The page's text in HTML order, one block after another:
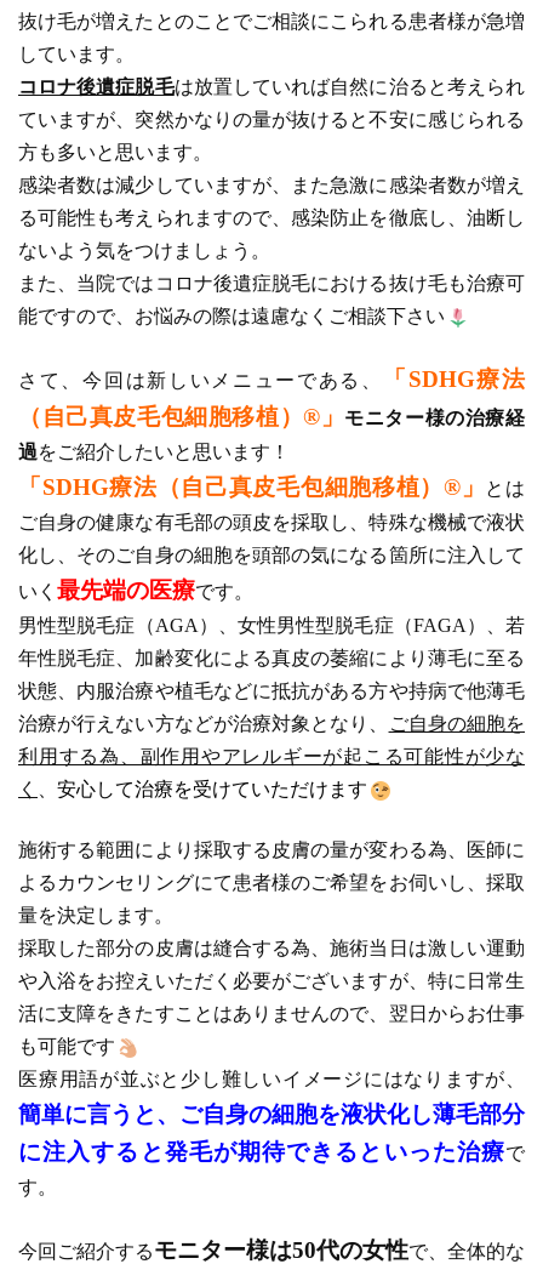
抜け毛が増えたとのことでご相談にこられる患者様が急増
しています。
コロナ後遺症脱毛は放置していれば自然に治ると考えられ
ていますが、突然かなりの量が抜けると不安に感じられる
方も多いと思います。
感染者数は減少していますが、また急激に感染者数が増え
る可能性も考えられますので、感染防止を徹底し、油断し
ないよう気をつけましょう。
また、当院ではコロナ後遺症脱毛における抜け毛も治療可
能ですので、お悩みの際は遠慮なくご相談下さい
さて、今回は新しいメニューである、
「SDHG療法
（自己真皮毛包細胞移植）®」
モニター様の治療経
過をご紹介したいと思います！
「SDHG療法（自己真皮毛包細胞移植）®」
とは
ご自身の健康な有毛部の頭皮を採取し、特殊な機械で液状
化し、そのご自身の細胞を頭部の気になる箇所に注入して
いく 最先端の医療です。
男性型脱毛症（AGA）、女性男性型脱毛症（FAGA）、若
年性脱毛症、加齢変化による真皮の萎縮により薄毛に至る
状態、内服治療や植毛などに抵抗がある方や持病で他薄毛
治療が行えない方などが治療対象となり、
ご自身の細胞を
利用する為、副作用やアレルギーが起こる可能性が少な
く
安心して治療を受けていただけます
施術する範囲により採取する皮膚の量が変わる為、医師に
よるカウンセリングにて患者様のご希望をお伺いし、採取
量を決定します。
採取した部分の皮膚は縫合する為、施術当日は激しい運動
や入浴をお控えいただく必要がございますが、特に日常生
活に支障をきたすことはありませんので、翌日からお仕事
も可能です
医療用語が並ぶと少し難しいイメージにはなりますが、
簡単に言うと、ご自身の細胞を液状化し薄毛部分
に注入すると発毛が期待できるといった治療で
す。
今回ご紹介するモニター様は50代の女性で、全体的な